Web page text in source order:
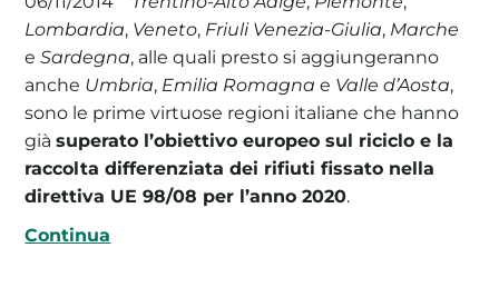
Lombardia, Veneto, Friuli Venezia-Giulia, Marche
e Sardegna, alle quali presto si aggiungeranno
anche Umbria, Emilia Romagnae Valle d’Aosta,
sono le prime virtuose regioni italiane che hanno
giàsuperato l’obiettivo europeo sul riciclo e la
raccolta differenziata dei rifiuti fissato nella
direttiva UE 98/08 per l’anno 2020.
Continua